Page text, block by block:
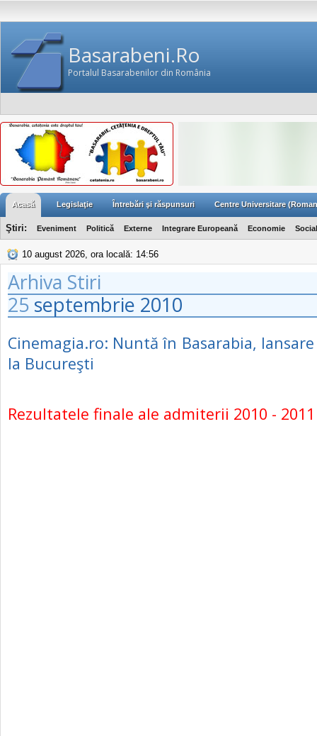
Basarabeni.Ro
Portalul Basarabenilor din România
Acasă Legislaţie Întrebări şi răspunsuri Centre Universitare
Ştiri: Eveniment Politică Externe Integrare Europeană Economie Social
10 august 2026, ora locală: 14:56
Arhiva Stiri
25 septembrie 2010
Cinemagia.ro: Nuntă în Basarabia,
la Bucureşti
Rezultatele finale ale admiterii 2010 - 2011